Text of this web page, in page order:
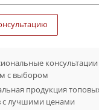
консультации
с выбором
продукция
с лучшими ценами